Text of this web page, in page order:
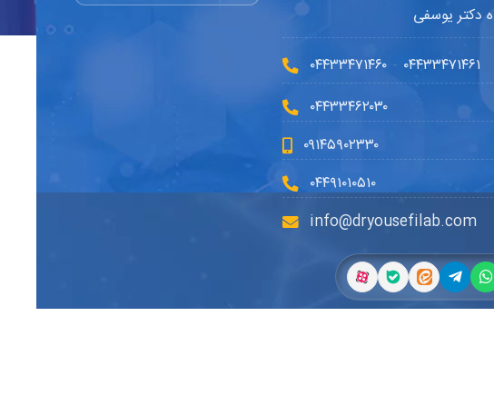
دکتر یوسفی
۰۴۴۳۳۴۷۱۴۶۰ - ۰۴۴۳۳۴۷۱۴۶۱
۰۴۴۳۳۴۶۲۰۳۰
۰۹۱۴۵۹۰۲۳۳۰
۰۴۴۹۱۰۱۰۵۱۰
info@dryousefilab.com